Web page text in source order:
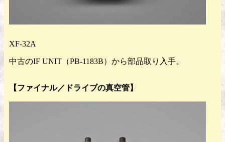
XF-32A
中古のIF UNIT（PB-1183B）から部品取り入手。
【ファイナル／ドライブの真空管】